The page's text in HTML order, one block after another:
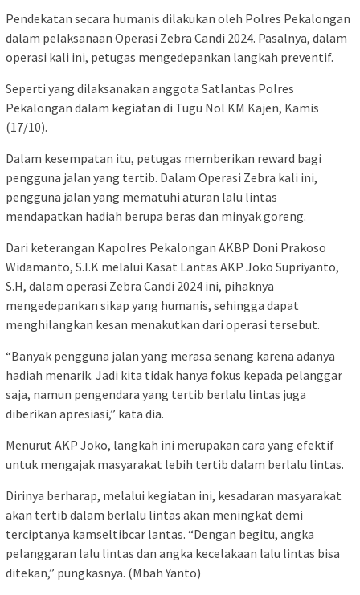
Pendekatan secara humanis dilakukan oleh Polres Pekalongan
dalam pelaksanaan Operasi Zebra Candi 2024. Pasalnya, dalam
operasi kali ini, petugas mengedepankan langkah preventif.
Seperti yang dilaksanakan anggota Satlantas Polres
Pekalongan dalam kegiatan di Tugu Nol KM Kajen, Kamis
(17/10).
Dalam kesempatan itu, petugas memberikan reward bagi
pengguna jalan yang tertib. Dalam Operasi Zebra kali ini,
pengguna jalan yang mematuhi aturan lalu lintas
mendapatkan hadiah berupa beras dan minyak goreng.
Dari keterangan Kapolres Pekalongan AKBP Doni Prakoso
Widamanto, S.I.K melalui Kasat Lantas AKP Joko Supriyanto,
S.H, dalam operasi Zebra Candi 2024 ini, pihaknya
mengedepankan sikap yang humanis, sehingga dapat
menghilangkan kesan menakutkan dari operasi tersebut.
“Banyak pengguna jalan yang merasa senang karena adanya
hadiah menarik. Jadi kita tidak hanya fokus kepada pelanggar
saja, namun pengendara yang tertib berlalu lintas juga
diberikan apresiasi,” kata dia.
Menurut AKP Joko, langkah ini merupakan cara yang efektif
untuk mengajak masyarakat lebih tertib dalam berlalu lintas.
Dirinya berharap, melalui kegiatan ini, kesadaran masyarakat
akan tertib dalam berlalu lintas akan meningkat demi
terciptanya kamseltibcar lantas. “Dengan begitu, angka
pelanggaran lalu lintas dan angka kecelakaan lalu lintas bisa
ditekan,” pungkasnya. (Mbah Yanto)